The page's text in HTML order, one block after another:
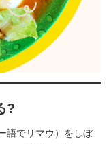
?
語でリマウ）をしぼ